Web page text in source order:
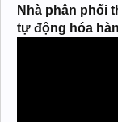
Nhà phân phối
tự động hóa